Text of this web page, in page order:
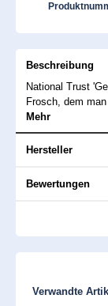
Beschreibung
National Trust
Frosch, dem
Mehr
Hersteller
Bewertungen
Produktgalerie
Verwandte